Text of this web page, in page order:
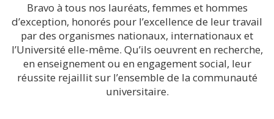
Bravo à tous nos lauréats, femmes et hommes
d’exception, honorés pour l’excellence de leur travail
par des organismes nationaux, internationaux et
l’Université elle-même. Qu’ils oeuvrent en recherche,
en enseignement ou en engagement social, leur
réussite rejaillit sur l’ensemble de la communauté
universitaire.